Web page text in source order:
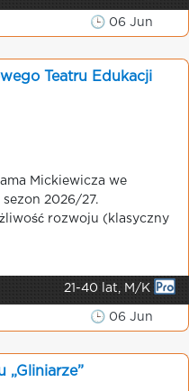
🕒 06 Jun
Teatru Edukacji
Mickiewicza we
2026/27.
rozwoju (klasyczny
21-40 lat, M/K
🕒 06 Jun
„Gliniarze”